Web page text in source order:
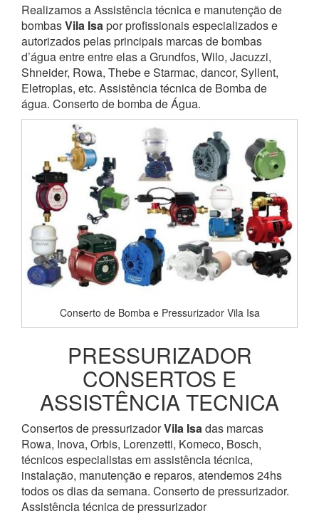
Realizamos a Assistência técnica e manutenção de
bombasVila Isapor profissionais especializados e
autorizados pelas principais marcas de bombas
d’água entre entre elas a Grundfos, Wilo, Jacuzzi,
Shneider, Rowa, Thebe e Starmac, dancor, Syllent,
Eletroplas, etc. Assistência técnica de Bomba de
água. Conserto de bomba de Água.
Conserto de Bomba e Pressurizador Vila Isa
PRESSURIZADOR
CONSERTOS E
ASSISTÊNCIA TECNICA
Consertos de pressurizadorVila Isadas marcas
Rowa, Inova, Orbis, Lorenzetti, Komeco, Bosch,
técnicos especialistas em assistência técnica,
instalação, manutenção e reparos, atendemos 24hs
todos os dias da semana. Conserto de pressurizador.
Assistência técnica de pressurizador